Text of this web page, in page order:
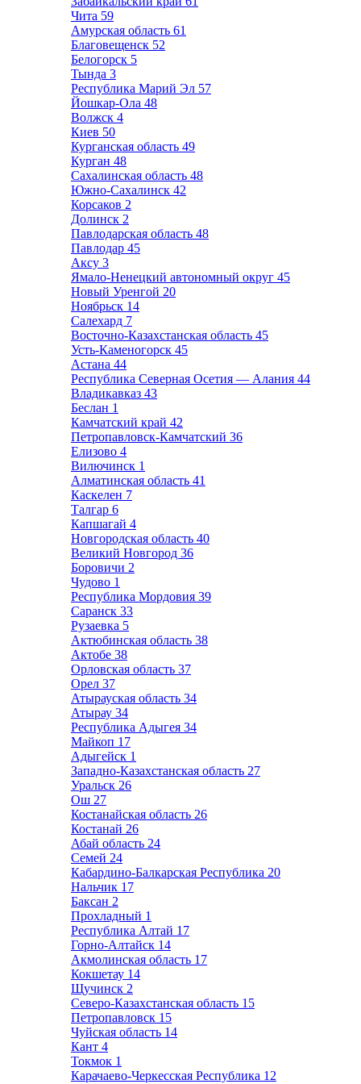
Чита 59
Амурская область 61
Благовещенск 52
Белогорск 5
Тында 3
Республика Марий Эл 57
Йошкар-Ола 48
Волжск 4
Киев 50
Курганская область 49
Курган 48
Сахалинская область 48
Южно-Сахалинск 42
Корсаков 2
Долинск 2
Павлодарская область 48
Павлодар 45
Аксу 3
Ямало-Ненецкий автономный округ 45
Новый Уренгой 20
Ноябрьск 14
Салехард 7
Восточно-Казахстанская область 45
Усть-Каменогорск 45
Астана 44
Республика Северная Осетия — Алания 44
Владикавказ 43
Беслан 1
Камчатский край 42
Петропавловск-Камчатский 36
Елизово 4
Вилючинск 1
Алматинская область 41
Каскелен 7
Талгар 6
Капшагай 4
Новгородская область 40
Великий Новгород 36
Боровичи 2
Чудово 1
Республика Мордовия 39
Саранск 33
Рузаевка 5
Актюбинская область 38
Актобе 38
Орловская область 37
Орел 37
Атырауская область 34
Атырау 34
Республика Адыгея 34
Майкоп 17
Адыгейск 1
Западно-Казахстанская область 27
Уральск 26
Ош 27
Костанайская область 26
Костанай 26
Абай область 24
Семей 24
Кабардино-Балкарская Республика 20
Нальчик 17
Баксан 2
Прохладный 1
Республика Алтай 17
Горно-Алтайск 14
Акмолинская область 17
Кокшетау 14
Щучинск 2
Северо-Казахстанская область 15
Петропавловск 15
Чуйская область 14
Кант 4
Токмок 1
Карачаево-Черкесская Республика 12